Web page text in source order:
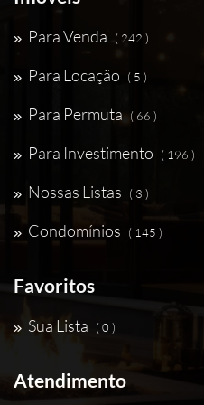
Para Venda ( 242 )
Para Locação ( 5 )
Para Permuta ( 66 )
Para Investimento ( 196 )
Nossas Listas ( 3 )
Condomínios ( 145 )
Favoritos
Sua Lista ( 0 )
Atendimento